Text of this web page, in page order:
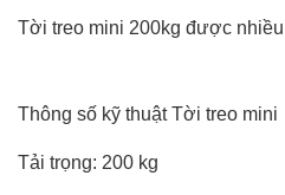
Tời treo mini 200kg được
Thông số kỹ thuật Tời treo mini
Tải trọng: 200 kg